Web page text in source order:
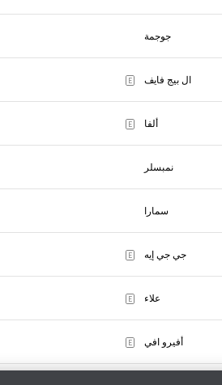
جوجمة
E ال بيج فايف
E ألفا
نمبسلر
سمارا
E جي جي إيه
E علاء
E أفيرو افي